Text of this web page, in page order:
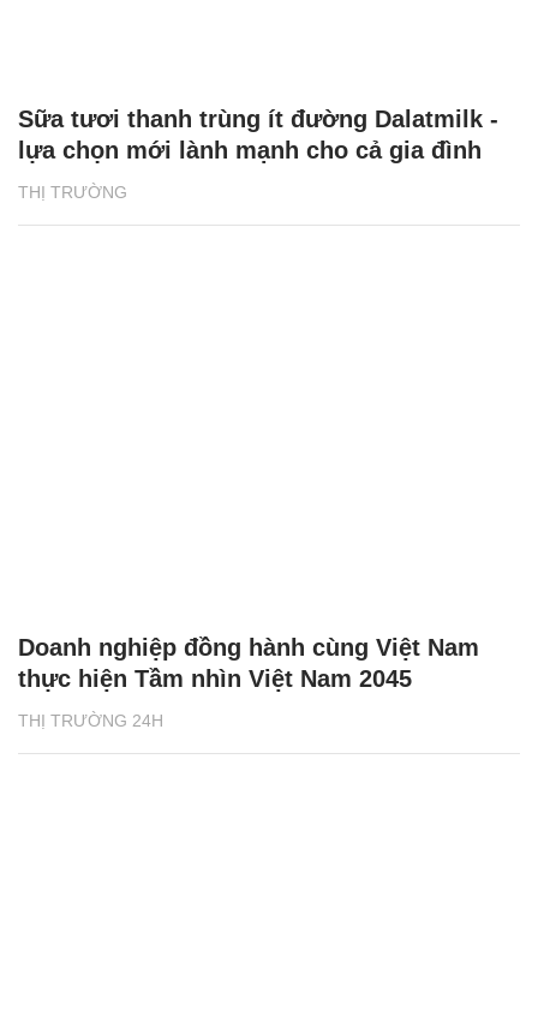
THỊ TRƯỜNG
Sữa tươi thanh trùng ít đường Dalatmilk -
lựa chọn mới lành mạnh cho cả gia đình
THỊ TRƯỜNG 24H
Doanh nghiệp đồng hành cùng Việt Nam
thực hiện Tầm nhìn Việt Nam 2045